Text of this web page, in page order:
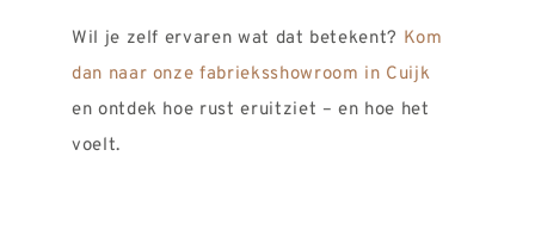
Wil je zelf ervaren wat dat betekent? Kom
dan naar onze fabrieksshowroom in Cuijk
en ontdek hoe rust eruitziet – en hoe het
voelt.